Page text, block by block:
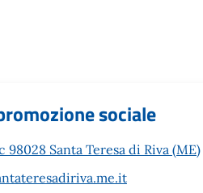
sociale
98028 Santa Teresa di Riva (ME)